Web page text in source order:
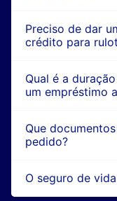
Preciso de dar
crédito para
Qual é a
um empréstimo
Que
pedido?
O seguro de